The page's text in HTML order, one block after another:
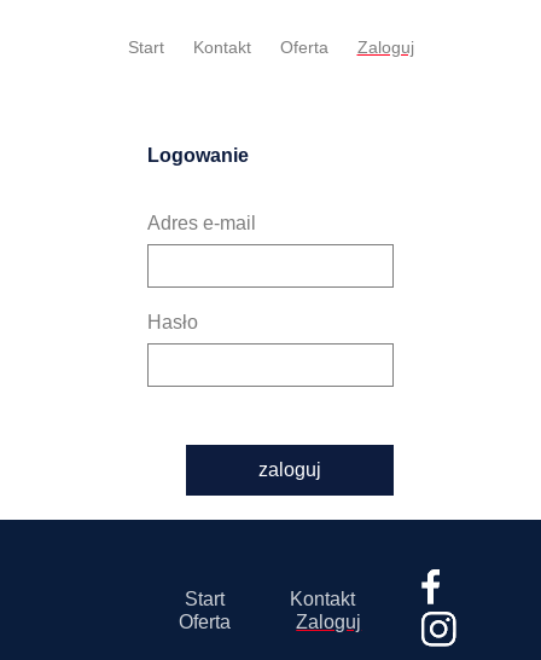
Start Kontakt Oferta Zaloguj
Logowanie
Adres e-mail
Hasło
zaloguj
Start
Kontakt
Oferta
Zaloguj